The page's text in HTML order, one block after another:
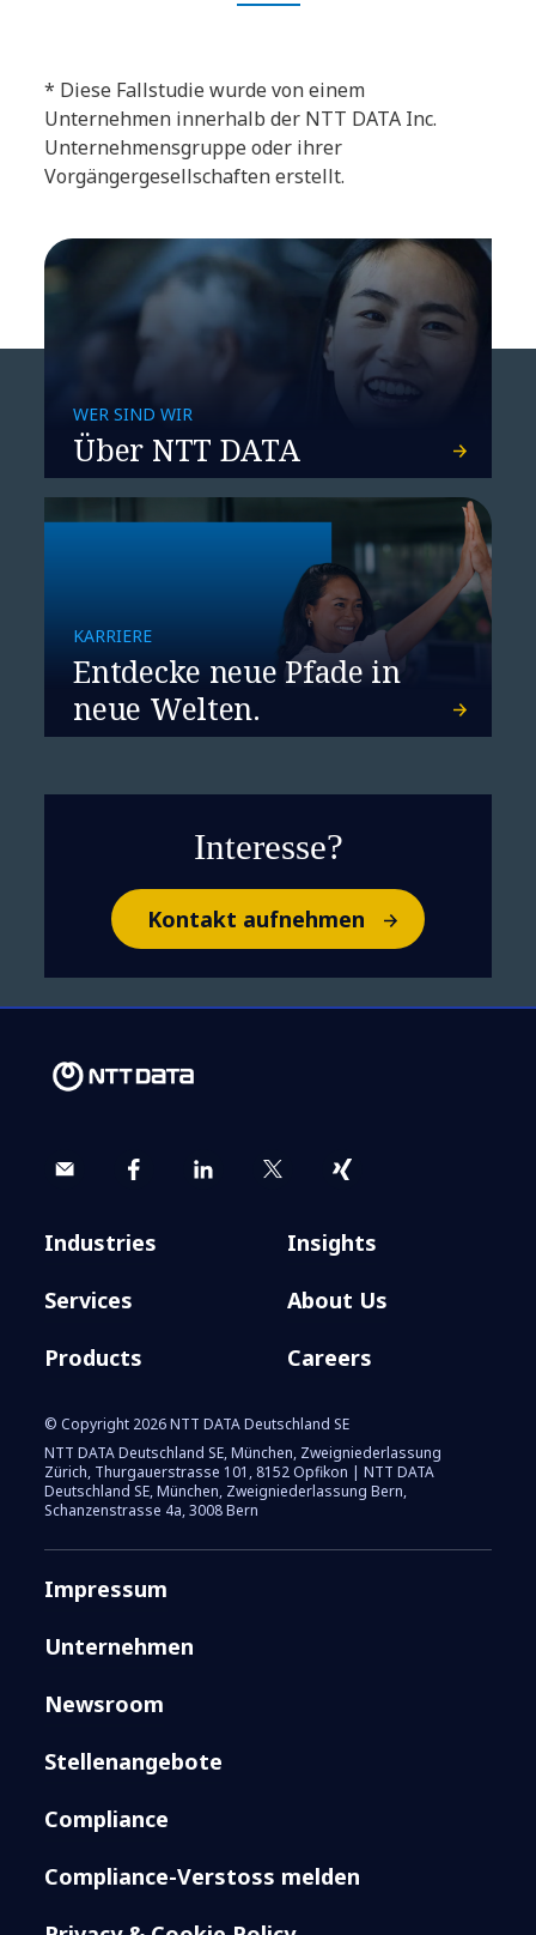
* Diese Fallstudie wurde von einem
Unternehmen innerhalb der NTT DATA Inc.
Unternehmensgruppe oder ihrer
Vorgängergesellschaften erstellt.
WER SIND WIR
Über NTT DATA
KARRIERE
Entdecke neue Pfade in
neue Welten.
Interesse?
Kontakt aufnehmen
Industries
Services
Products
Insights
About Us
Careers
© Copyright 2026 NTT DATA Deutschland SE
NTT DATA Deutschland SE, München, Zweigniederlassung
Zürich, Thurgauerstrasse 101, 8152 Opfikon | NTT DATA
Deutschland SE, München, Zweigniederlassung Bern,
Schanzenstrasse 4a, 3008 Bern
Impressum
Unternehmen
Newsroom
Stellenangebote
Compliance
Compliance-Verstoss melden